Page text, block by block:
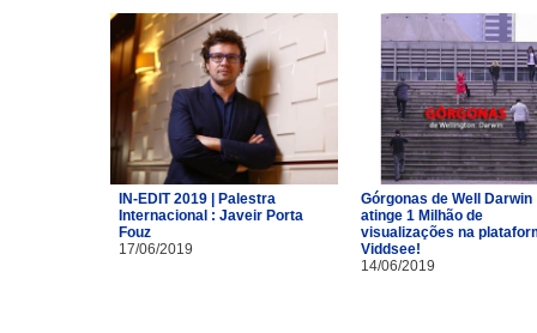
IN-EDIT 2019 | Palestra
Internacional : Javeir Porta
Fouz
17/06/2019
Górgonas de Well Darwin
atinge 1 Milhão de
visualizações na
Viddsee!
14/06/2019